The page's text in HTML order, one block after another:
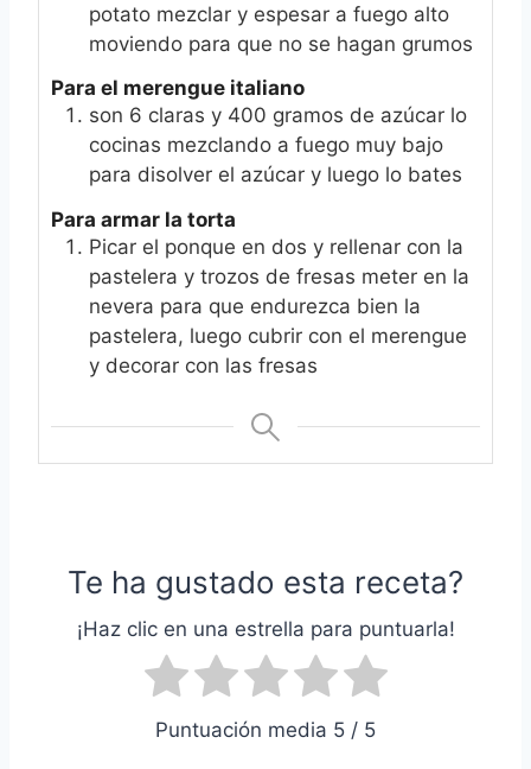
potato mezclar y espesar a fuego alto
moviendo para que no se hagan grumos
Para el merengue italiano
son 6 claras y 400 gramos de azúcar lo
cocinas mezclando a fuego muy bajo
para disolver el azúcar y luego lo bates
Para armar la torta
Picar el ponque en dos y rellenar con la
pastelera y trozos de fresas meter en la
nevera para que endurezca bien la
pastelera, luego cubrir con el merengue
y decorar con las fresas
Te ha gustado esta receta?
¡Haz clic en una estrella para puntuarla!
Puntuación media 5 / 5